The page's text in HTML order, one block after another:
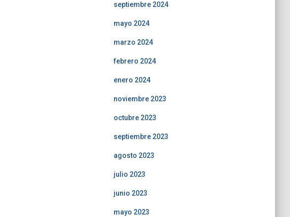
septiembre 2024
mayo 2024
marzo 2024
febrero 2024
enero 2024
noviembre 2023
octubre 2023
septiembre 2023
agosto 2023
julio 2023
junio 2023
mayo 2023